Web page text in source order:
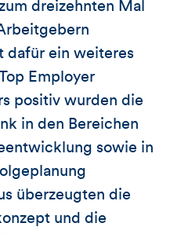
dreizehnten Mal
dafür ein weiteres
Employer
positiv wurden die
in den Bereichen
sowie in
überzeugten die
und die